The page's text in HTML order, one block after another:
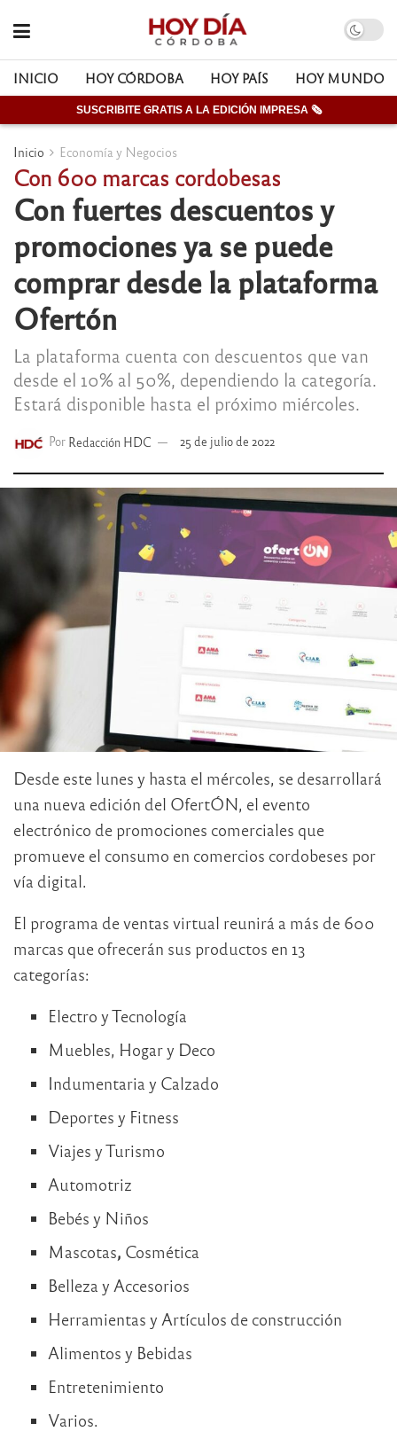
INICIO HOY CÓRDOBA HOY PAÍS HOY MUNDO
SUSCRIBITE GRATIS A LA EDICIÓN IMPRESA 🗞
Inicio Economía y Negocios
Con 600 marcas cordobesas
Con fuertes descuentos y
promociones ya se puede
comprar desde la plataforma
Ofertón
La plataforma cuenta con descuentos que van
desde el 10% al 50%, dependiendo la categoría.
Estará disponible hasta el próximo miércoles.
Por Redacción HDC 25 de julio de 2022
Desde este lunes y hasta el mércoles, se desarrollará
una nueva edición del OfertÓN, el evento
electrónico de promociones comerciales que
promueve el consumo en comercios cordobeses por
vía digital.
El programa de ventas virtual reunirá a más de 600
marcas que ofrecerán sus productos en 13
categorías:
Electro y Tecnología
Muebles, Hogar y Deco
Indumentaria y Calzado
Deportes y Fitness
Viajes y Turismo
Automotriz
Bebés y Niños
Mascotas, Cosmética
Belleza y Accesorios
Herramientas y Artículos de construcción
Alimentos y Bebidas
Entretenimiento
Varios.